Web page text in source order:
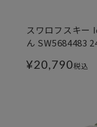
スワロフスキー
ん SW5684483
¥20,790税込